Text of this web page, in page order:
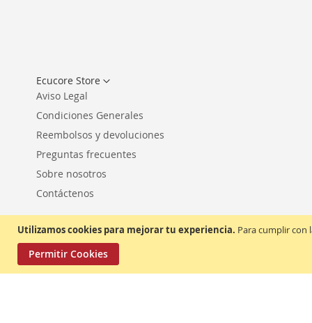
Utilizamos cookies para mejorar tu experiencia. Para cumplir con
Permitir Cookies
Seleccionar
tienda
Ecucore Store
Aviso Legal
Condiciones Generales
Reembolsos y devoluciones
Preguntas frecuentes
Sobre nosotros
Contáctenos